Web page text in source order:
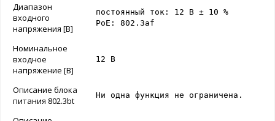
Диапазон
входного
напряжения [В]
постоянный ток: 12 В ± 10 %
PoE: 802.3af
Номинальное
входное
напряжение [В]
12 В
Описание блока
питания 802.3bt
Ни одна функция не ограничена.